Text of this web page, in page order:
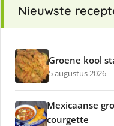
Nieuwste
Groene kool
5 augustus 2026
Mexicaanse
courgette